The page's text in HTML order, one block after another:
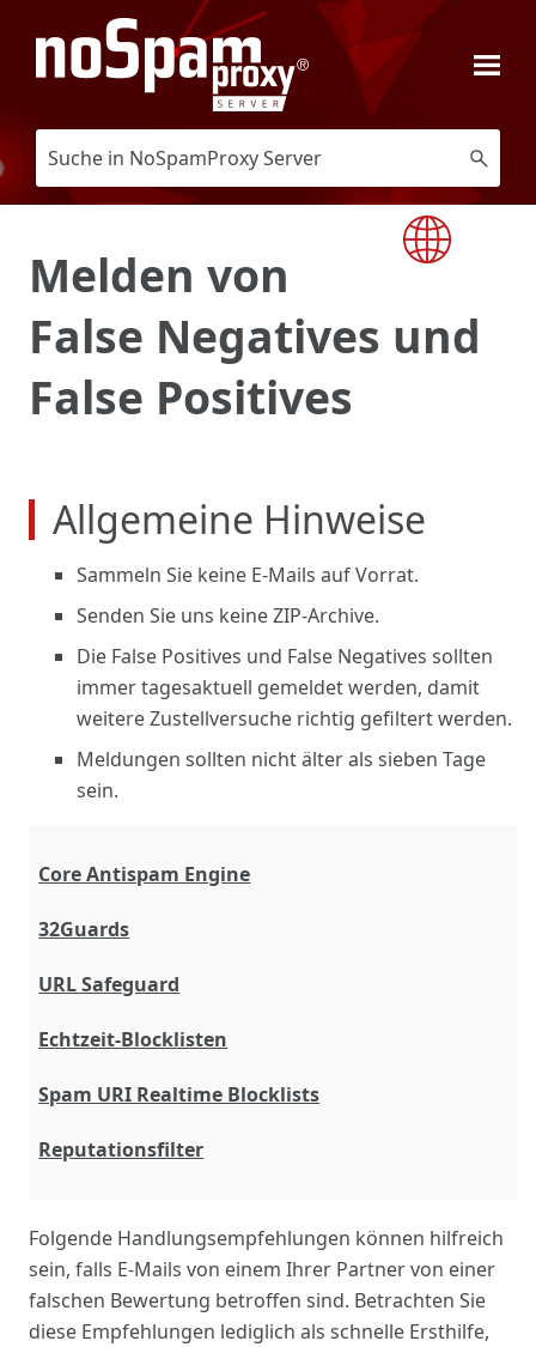
Zu Hauptinhalt springen
Melden von
False Negatives und
False Positives
Allgemeine Hinweise
Sammeln Sie keine E-Mails auf Vorrat.
Senden Sie uns keine ZIP-Archive.
Die False Positives und False Negatives sollten
immer tagesaktuell gemeldet werden, damit
weitere Zustellversuche richtig gefiltert werden.
Meldungen sollten nicht älter als sieben Tage
sein.
Core Antispam Engine
32Guards
URL Safeguard
Echtzeit-Blocklisten
Spam URI Realtime Blocklists
Reputationsfilter
Folgende Handlungsempfehlungen können hilfreich
sein, falls E-Mails von einem Ihrer Partner von einer
falschen Bewertung betroffen sind. Betrachten Sie
diese Empfehlungen lediglich als schnelle Ersthilfe,